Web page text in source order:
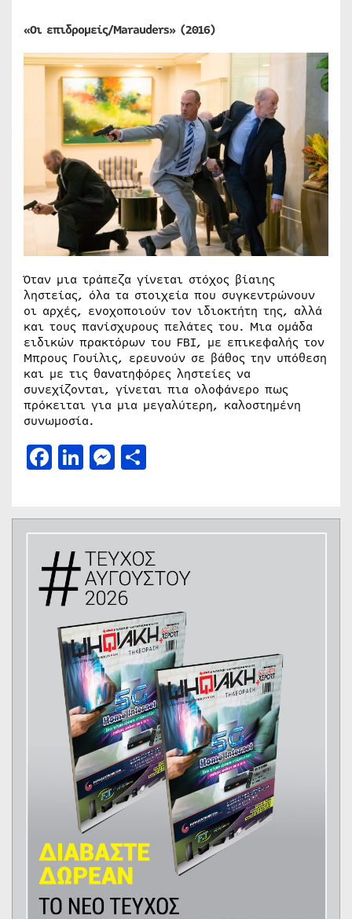
«Οι επιδρομείς/Marauders» (2016)
Όταν μια τράπεζα γίνεται στόχος βίαιης
ληστείας, όλα τα στοιχεία που συγκεντρώνουν
οι αρχές, ενοχοποιούν τον ιδιοκτήτη της, αλλά
και τους πανίσχυρους πελάτες του. Μια ομάδα
ειδικών πρακτόρων του FBI, με επικεφαλής τον
Μπρους Γουίλις, ερευνούν σε βάθος την υπόθεση
και με τις θανατηφόρες ληστείες να
συνεχίζονται, γίνεται πια ολοφάνερο πως
πρόκειται για μια μεγαλύτερη, καλοστημένη
συνωμοσία.
Facebook
LinkedIn
Messenger